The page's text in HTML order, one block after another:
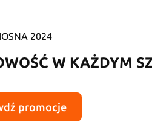
2024
W KAŻDYM
promocje